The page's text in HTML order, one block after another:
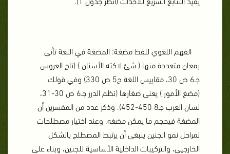
الفهم اللغوي للفظ مضغة: المضغة في اللغة تأتى
بمعان متعددة منها ( شئ لاكته الأسنان ) (تاج العروس
جـ6 ص 30، مقاييس اللغة ج5 ص 330) وفي قولك
(مضغ الأمور ) يعنى صغارها (نظم الدرر جـ6 ص 30-31،
لسان العرب جـ8 450-452). وذكر عدد من المفسرين أن
المضغة فيحجم ما يمكن مضغه. وعند اختيار مصطلحات
لمراحل نمو الجنين ينبغى أن يرتبط المصطلح بالشكل
الخارجيى، والتركيبات الداخلية الأساسية للجنين، وبناء على